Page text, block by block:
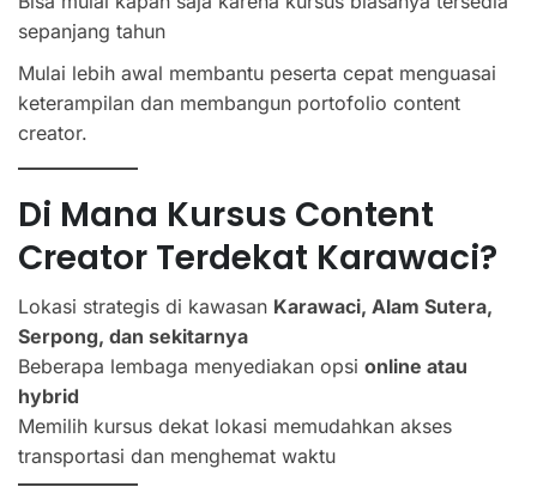
sepanjang tahun
Mulai lebih awal membantu peserta cepat menguasai
keterampilan dan membangun portofolio content
creator.
Di Mana Kursus Content
Creator Terdekat Karawaci?
Lokasi strategis di kawasan Karawaci, Alam Sutera,
Serpong, dan sekitarnya
Beberapa lembaga menyediakan opsi online atau
hybrid
Memilih kursus dekat lokasi memudahkan akses
transportasi dan menghemat waktu